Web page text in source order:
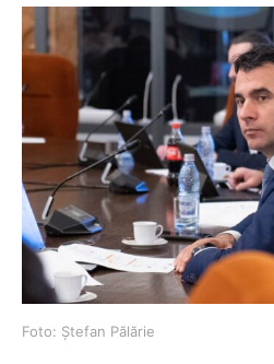
Foto: Ștefan Pălărie